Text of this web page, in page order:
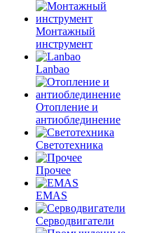
Монтажный
инструмент
Lanbao
Отопление и
антиоблединение
Светотехника
Прочее
EMAS
Cерводвигатели